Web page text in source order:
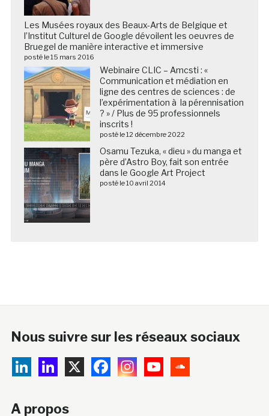
Les Musées royaux des Beaux-Arts de Belgique et
l’Institut Culturel de Google dévoilent les oeuvres de
Bruegel de manière interactive et immersive
posté le 15 mars 2016
Webinaire CLIC – Amcsti : «
Communication et médiation en
ligne des centres de sciences : de
l’expérimentation à la pérennisation
? » / Plus de 95 professionnels
inscrits !
posté le 12 décembre 2022
Osamu Tezuka, « dieu » du manga et
père d’Astro Boy, fait son entrée
dans le Google Art Project
posté le 10 avril 2014
Nous suivre sur les réseaux sociaux
A propos